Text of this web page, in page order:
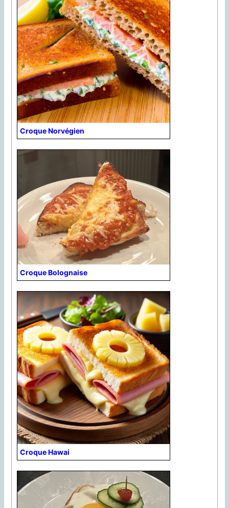
Croque Norvégien
Croque Bolognaise
Croque Hawai